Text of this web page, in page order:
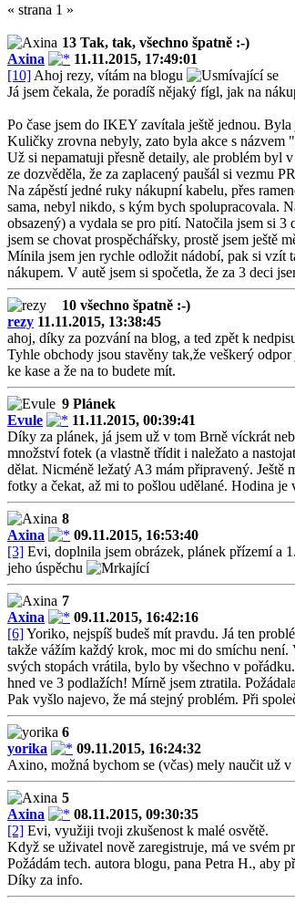
« strana 1 »
13 Tak, tak, všechno špatně :-)
Axina
11.11.2015, 17:49:01
[10] Ahoj rezy, vítám na blogu
Já jsem čekala, že poradíš nějaký fígl, jak na
Po čase jsem do IKEY zavítala ještě jednou.
Kuličky zrovna nebyly, zato byla akce s
Už si nepamatuji přesně detaily, ale problém byl
ze dozvěděla, že za zaplacený paušál si vezmu
Na zápěstí jedné ruky nákupní kabelu, přes
sama, nebyl nikdo, s kým bych spolupracovala.
obsazený) a vydala se pro pití. Natočila jsem si
jsem se chovat prospěchářsky, prostě jsem ještě
Mínila jsem jen rychle odložit nádobí, pak si vzít
nákupem. V autě jsem si spočetla, že za 3 deci
10 všechno špatně :-)
rezy 11.11.2015, 13:38:45
ahoj, díky za pozvání na blog, a ted zpět k
Tyhle obchody jsou stavěny tak,že veškerý
ke kase a že na to budete mít.
9 Plánek
Evule
11.11.2015, 00:39:41
Díky za plánek, já jsem už v tom Brně víckrát
množství fotek (a vlastně třídit i naležato a
dělat. Nicméně ležatý A3 mám připravený. Ještě
fotky a čekat, až mi to pošlou udělané. Hodina
8
Axina
09.11.2015, 16:53:40
[3] Evi, doplnila jsem obrázek, plánek přízemí a
jeho úspěchu
7
Axina
09.11.2015, 16:42:16
[6]Yoriko, nejspíš budeš mít pravdu. Já ten
takže vážím každý krok, moc mi do smíchu
svých stopách vrátila, bylo by všechno v
hned ve 3 podlažích! Mírně jsem ztratila.
Pak vyšlo najevo, že má stejný problém. Při
6
yorika
09.11.2015, 16:24:32
Axino, možná bychom se (včas) mely naučit už
5
Axina
08.11.2015, 09:30:35
[2] Evi, využiji tvoji zkušenost k malé osvětě.
Když se uživatel nově zaregistruje, má ve svém
Požádám tech. autora blogu, pana Petra H., aby
Díky za info.